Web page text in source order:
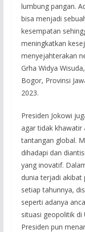
lumbung pangan.
bisa menjadi
kesempatan
meningkatkan
menyejahterakan
Grha Widya
Bogor, Provinsi
2023.
Presiden Jokowi
agar tidak khawatir
tantangan global.
dihadapi dan
yang inovatif.
dunia terjadi akibat
setiap tahunnya,
seperti adanya
situasi geopolitik di
Presiden pun